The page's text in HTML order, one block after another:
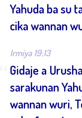
Yahuda ba su
cika wannan
Irmiya 19:13
Gidaje a
sarakunan
wannan wuri,